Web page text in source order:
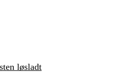
løsladt